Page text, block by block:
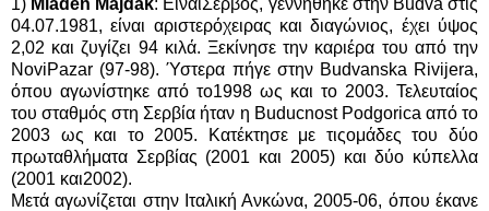
04.07.1981, είναι αριστερόχειρας και διαγώνιος, έχει ύψος
2,02 και ζυγίζει 94 κιλά. Ξεκίνησε την καριέρα του από την
NoviPazar (97-98). Ύστερα πήγε στην Budvanska Rivijera,
όπου αγωνίστηκε από το1998 ως και το 2003. Τελευταίος
του σταθμός στη Σερβία ήταν η Buducnost Podgorica από το
2003 ως και το 2005. Κατέκτησε με τιςομάδες του δύο
πρωταθλήματα Σερβίας (2001 και 2005) και δύο κύπελλα
(2001 και2002).
Μετά αγωνίζεται στην Ιταλική Ανκώνα, 2005-06, όπου έκανε